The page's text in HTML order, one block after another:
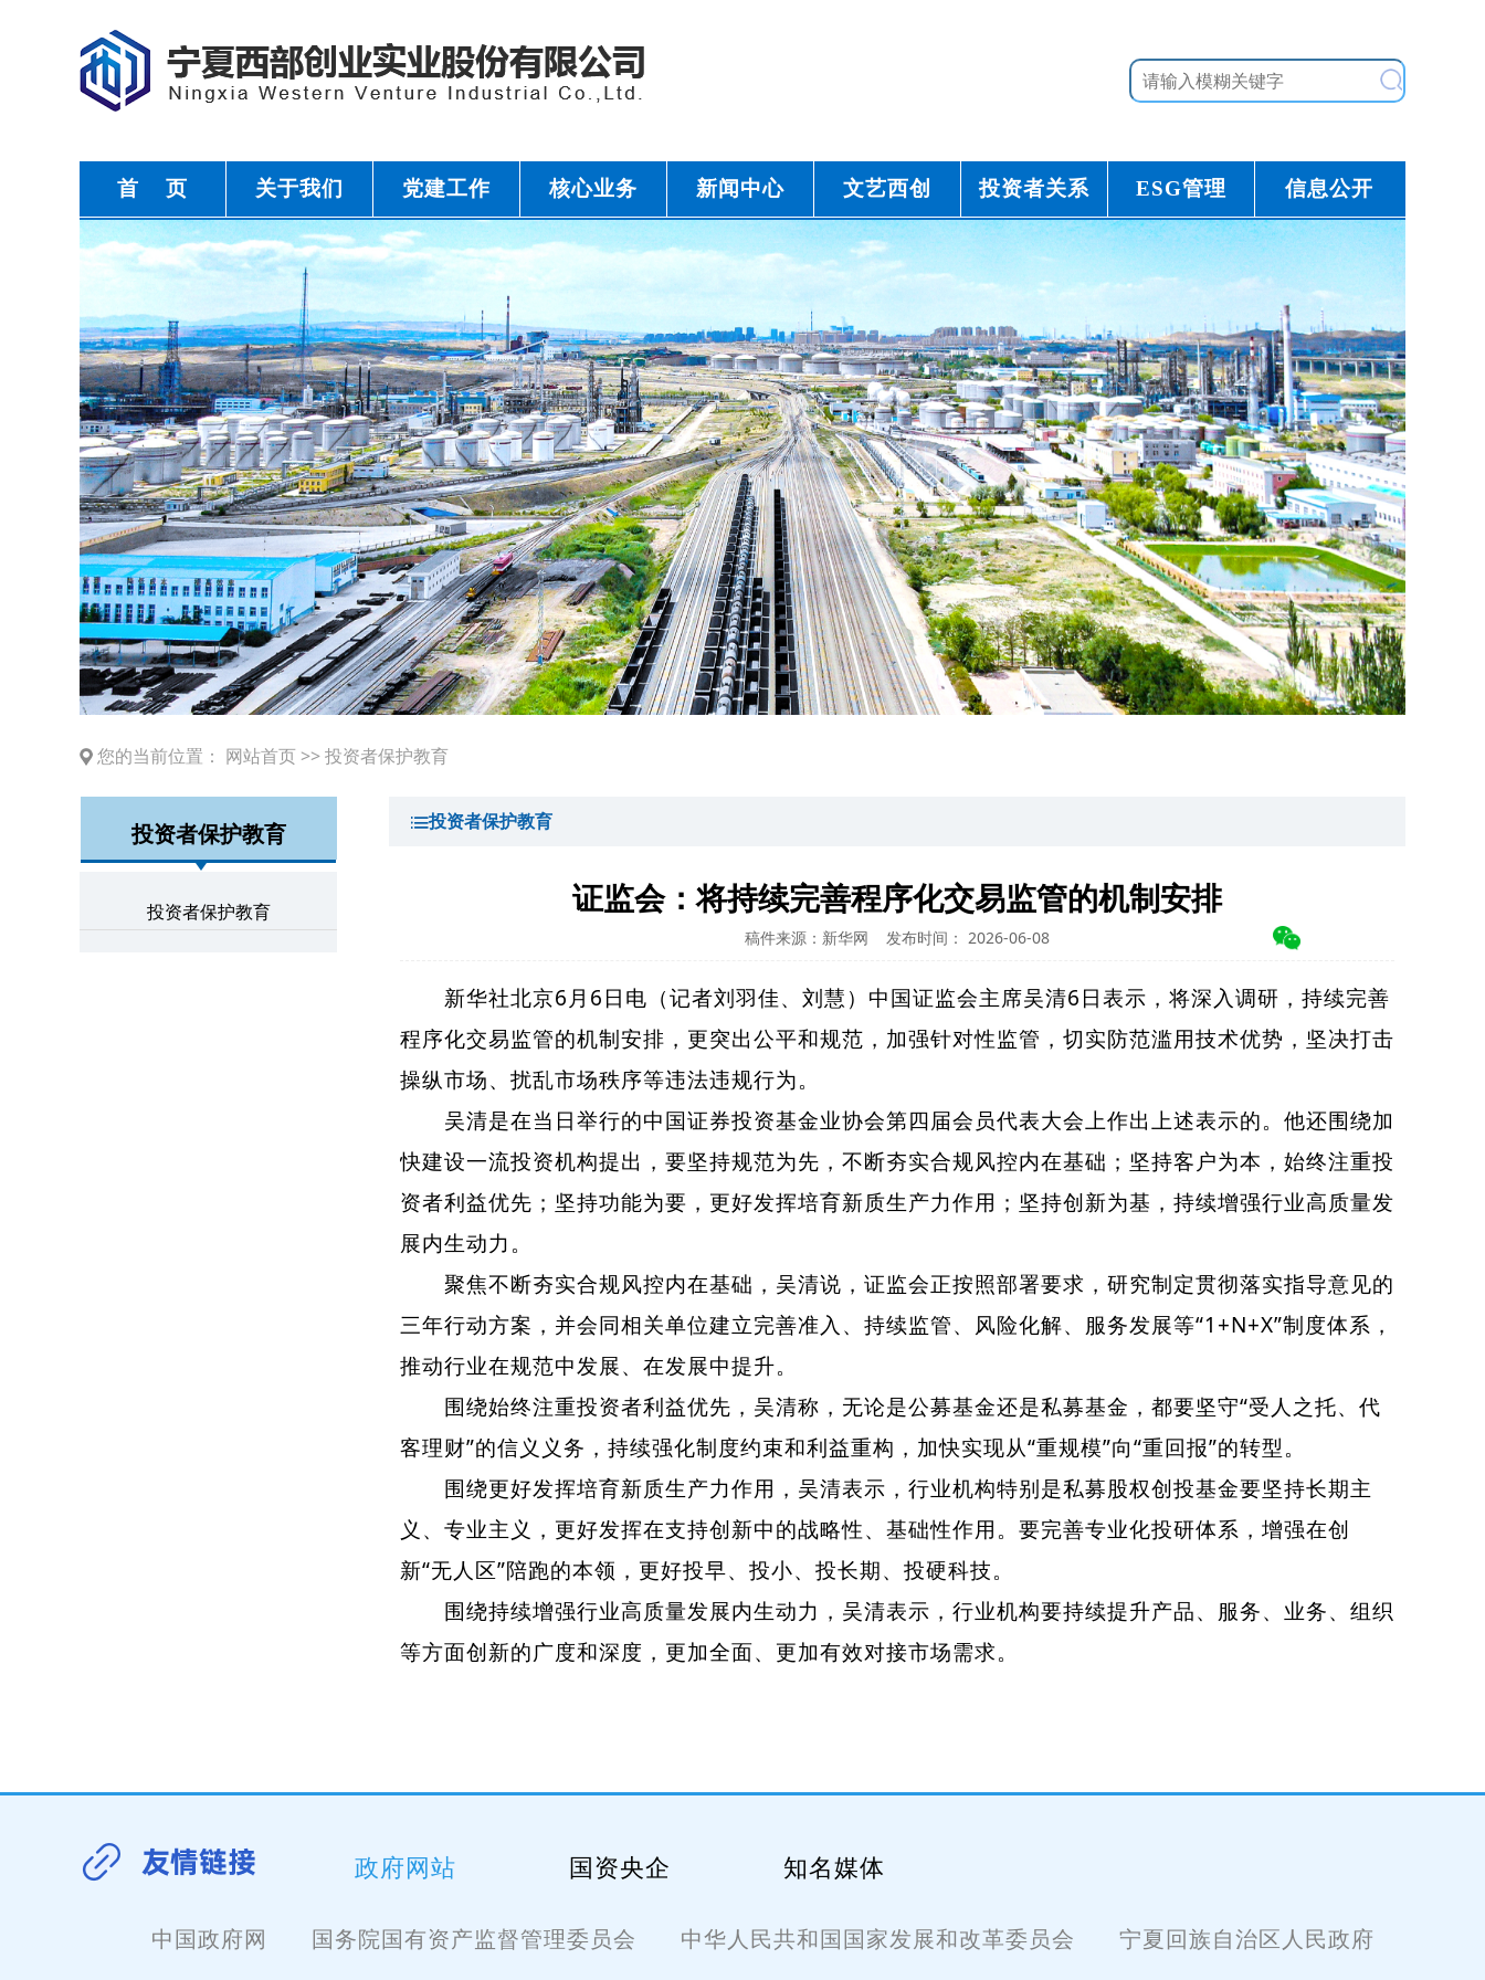
首 页 关于我们 党建工作 核心业务 新闻中心 文艺西创 投资者关系 ESG管理 信息公开
您的当前位置： 网站首页 >>投资者保护教育
投资者保护教育
投资者保护教育
投资者保护教育
证监会：将持续完善程序化交易监管的机制安排
稿件来源：新华网 发布时间： 2026-06-08
新华社北京6月6日电（记者刘羽佳、刘慧）中国证监会主席吴清6日表示，将深入调研，持续完善
程序化交易监管的机制安排，更突出公平和规范，加强针对性监管，切实防范滥用技术优势，坚决打击
操纵市场、扰乱市场秩序等违法违规行为。
吴清是在当日举行的中国证券投资基金业协会第四届会员代表大会上作出上述表示的。他还围绕加
快建设一流投资机构提出，要坚持规范为先，不断夯实合规风控内在基础；坚持客户为本，始终注重投
资者利益优先；坚持功能为要，更好发挥培育新质生产力作用；坚持创新为基，持续增强行业高质量发
展内生动力。
聚焦不断夯实合规风控内在基础，吴清说，证监会正按照部署要求，研究制定贯彻落实指导意见的
三年行动方案，并会同相关单位建立完善准入、持续监管、风险化解、服务发展等“1+N+X”制度体系，
推动行业在规范中发展、在发展中提升。
围绕始终注重投资者利益优先，吴清称，无论是公募基金还是私募基金，都要坚守“受人之托、代
客理财”的信义义务，持续强化制度约束和利益重构，加快实现从“重规模”向“重回报”的转型。
围绕更好发挥培育新质生产力作用，吴清表示，行业机构特别是私募股权创投基金要坚持长期主
义、专业主义，更好发挥在支持创新中的战略性、基础性作用。要完善专业化投研体系，增强在创
新“无人区”陪跑的本领，更好投早、投小、投长期、投硬科技。
围绕持续增强行业高质量发展内生动力，吴清表示，行业机构要持续提升产品、服务、业务、组织
等方面创新的广度和深度，更加全面、更加有效对接市场需求。
政府网站 国资央企 知名媒体
中国政府网 国务院国有资产监督管理委员会 中华人民共和国国家发展和改革委员会
宁夏回族自治区人民政府